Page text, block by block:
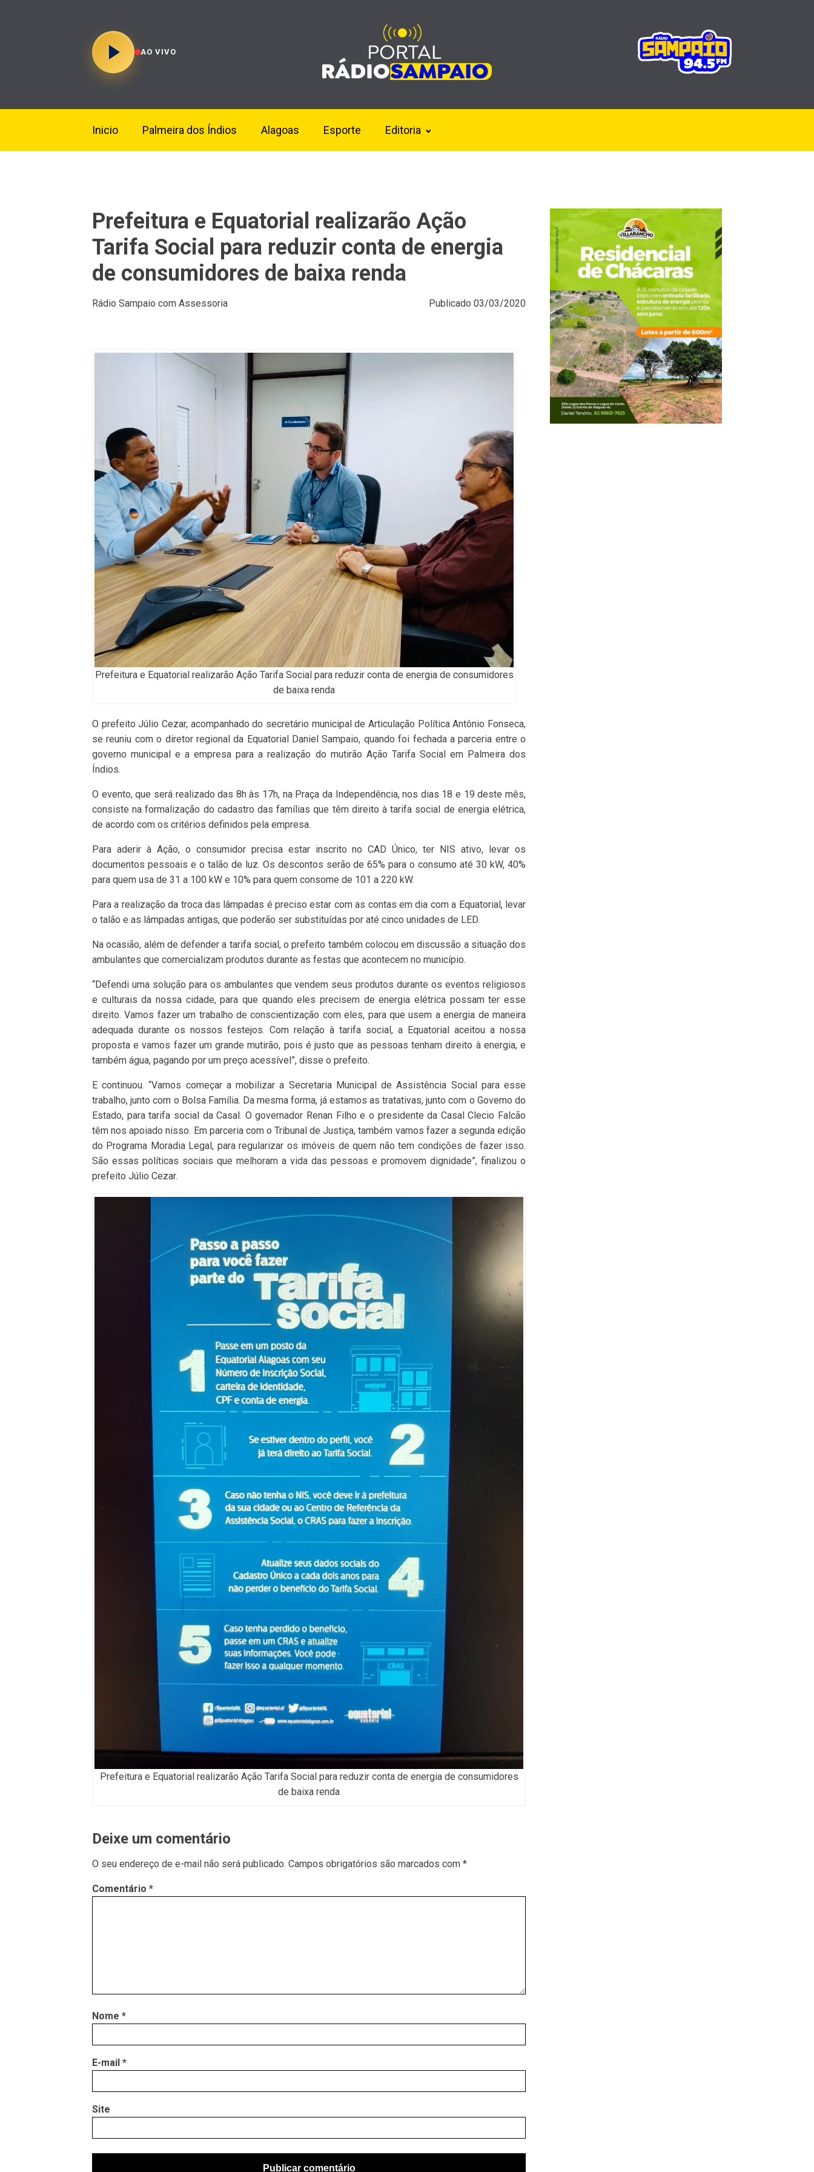
AO VIVO
Inicio Palmeira dos Índios Alagoas Esporte Editoria
Prefeitura e Equatorial realizarão Ação
Tarifa Social para reduzir conta de energia
de consumidores de baixa renda
Rádio Sampaio com Assessoria Publicado 03/03/2020
Prefeitura e Equatorial realizarão Ação Tarifa Social para reduzir conta de energia de consumidores
de baixa renda
O prefeito Júlio Cezar, acompanhado do secretário municipal de Articulação Política Antônio Fonseca,
se reuniu com o diretor regional da Equatorial Daniel Sampaio, quando foi fechada a parceria entre o
governo municipal e a empresa para a realização do mutirão Ação Tarifa Social em Palmeira dos
Índios.
O evento, que será realizado das 8h às 17h, na Praça da Independência, nos dias 18 e 19 deste mês,
consiste na formalização do cadastro das famílias que têm direito à tarifa social de energia elétrica,
de acordo com os critérios definidos pela empresa.
Para aderir à Ação, o consumidor precisa estar inscrito no CAD Único, ter NIS ativo, levar os
documentos pessoais e o talão de luz. Os descontos serão de 65% para o consumo até 30 kW, 40%
para quem usa de 31 a 100 kW e 10% para quem consome de 101 a 220 kW.
Para a realização da troca das lâmpadas é preciso estar com as contas em dia com a Equatorial, levar
o talão e as lâmpadas antigas, que poderão ser substituídas por até cinco unidades de LED.
Na ocasião, além de defender a tarifa social, o prefeito também colocou em discussão a situação dos
ambulantes que comercializam produtos durante as festas que acontecem no município.
“Defendi uma solução para os ambulantes que vendem seus produtos durante os eventos religiosos
e culturais da nossa cidade, para que quando eles precisem de energia elétrica possam ter esse
direito. Vamos fazer um trabalho de conscientização com eles, para que usem a energia de maneira
adequada durante os nossos festejos. Com relação à tarifa social, a Equatorial aceitou a nossa
proposta e vamos fazer um grande mutirão, pois é justo que as pessoas tenham direito à energia, e
também água, pagando por um preço acessível”, disse o prefeito.
E continuou. “Vamos começar a mobilizar a Secretaria Municipal de Assistência Social para esse
trabalho, junto com o Bolsa Família. Da mesma forma, já estamos as tratativas, junto com o Governo do
Estado, para tarifa social da Casal. O governador Renan Filho e o presidente da Casal Clecio Falcão
têm nos apoiado nisso. Em parceria com o Tribunal de Justiça, também vamos fazer a segunda edição
do Programa Moradia Legal, para regularizar os imóveis de quem não tem condições de fazer isso.
São essas políticas sociais que melhoram a vida das pessoas e promovem dignidade”, finalizou o
prefeito Júlio Cezar.
Prefeitura e Equatorial realizarão Ação Tarifa Social para reduzir conta de energia de consumidores
de baixa renda
Deixe um comentário
O seu endereço de e-mail não será publicado. Campos obrigatórios são marcados com *
Comentário *
Nome *
E-mail *
Site